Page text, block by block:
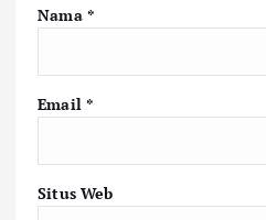
Nama *
Email *
Situs Web